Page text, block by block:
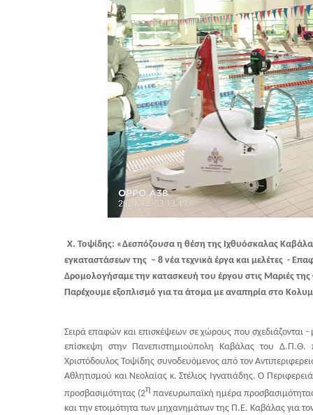
Χ. Τοψίδης: «Δεσπόζουσα η θέση της Ιχθυόσκαλας
εγκαταστάσεων της – 8 νέα τεχνικά έργα και μελέτες -
Δρομολογήσαμε την κατασκευή του έργου στις Μαριές
Παρέχουμε εξοπλισμό για τα άτομα με αναπηρία στο
Σειρά επαφών και επισκέψεων σε χώρους που σχεδιάζονται
επίσκεψη στην Πανεπιστημιούπολη Καβάλας του
Χριστόδουλος Τοψίδης συνοδευόμενος από τον
Αθλητισμού και Νεολαίας κ. Στέλιος Ιγνατιάδης. Ο
προσβασιμότητας (2η πανευρωπαϊκή ημέρα
και την ετοιμότητα των μηχανημάτων της Π.Ε. Καβάλας για